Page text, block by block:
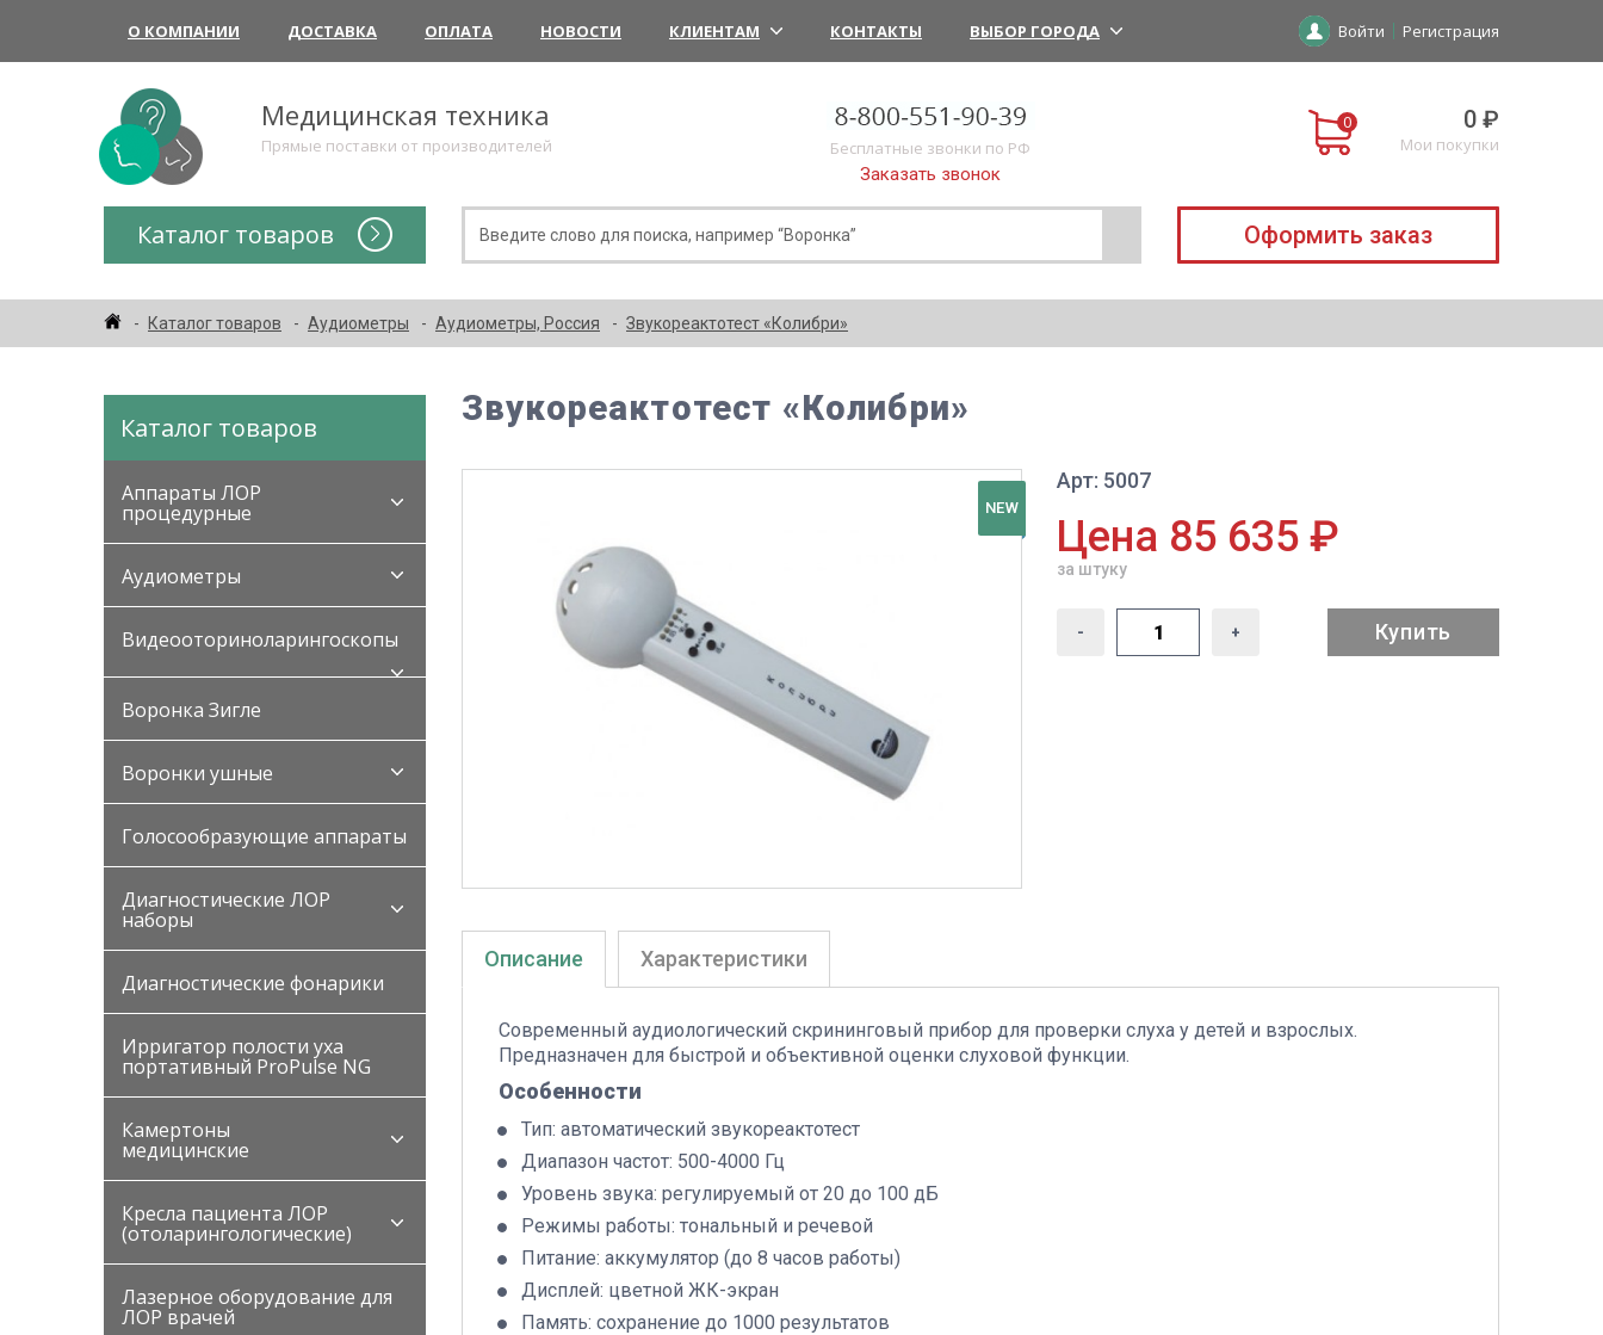
О КОМПАНИИ ДОСТАВКА ОПЛАТА НОВОСТИ КЛИЕНТАМ КОНТАКТЫ ВЫБОР ГОРОДА Войти Регистрация
Медицинская техника
Прямые поставки от производителей
Бесплатные звонки по РФ
Заказать звонок
0 ₽
Мои покупки
Каталог товаров Оформить заказ
Каталог товаров Аудиометры Аудиометры, Россия Звукореактотест «Колибри»
Каталог товаров
Аппараты ЛОР
процедурные
Аудиометры
Видеооториноларингоскопы
Воронка Зигле
Воронки ушные
Голосообразующие аппараты
Диагностические ЛОР
наборы
Диагностические фонарики
Ирригатор полости уха
портативный ProPulse NG
Камертоны
медицинские
Кресла пациента ЛОР
(отоларингологические)
Лазерное оборудование для
ЛОР врачей
Звукореактотест «Колибри»
NEW
Арт: 5007
Цена 85 635 ₽
за штуку
- + Купить
Описание
Современный аудиологический скрининговый прибор для проверки слуха у детей и взрослых.
Предназначен для быстрой и объективной оценки слуховой функции.
Особенности
Тип: автоматический звукореактотест
Диапазон частот: 500-4000 Гц
Уровень звука: регулируемый от 20 до 100 дБ
Режимы работы: тональный и речевой
Питание: аккумулятор (до 8 часов работы)
Дисплей: цветной ЖК-экран
Память: сохранение до 1000 результатов
Характеристики